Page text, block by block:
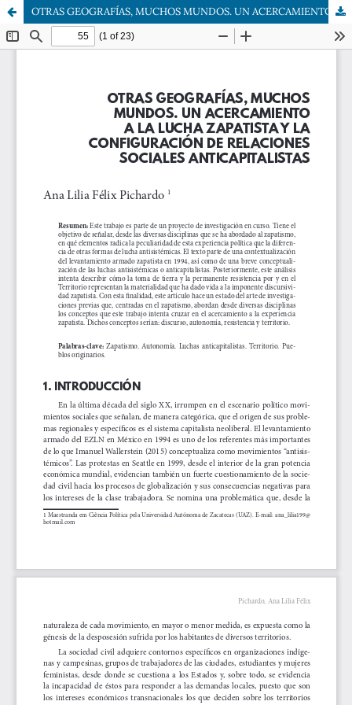
OTRAS GEOGRAFÍAS, MUCHOS MUNDOS. UN ACERCAMIENTO A LA LUCHA ZAPATISTA Y LA CONFIGURACIÓN DE RELACIONES SOCIALES ANTICAPITALISTAS